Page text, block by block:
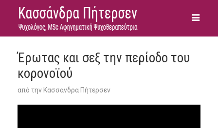
Έρωτας και σεξ την περίοδο του
κορονοϊού
από την Κασσανδρα Πήτερσεν